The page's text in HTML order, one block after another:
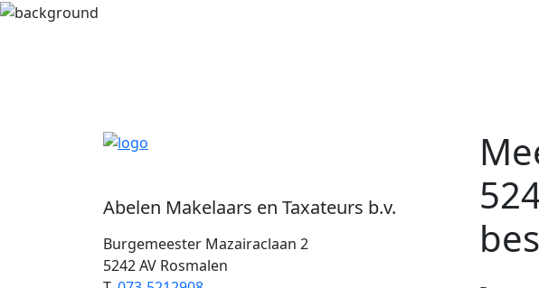
Abelen Makelaars en Taxateurs b.v.
Burgemeester Mazairaclaan 2
5242 AV Rosmalen